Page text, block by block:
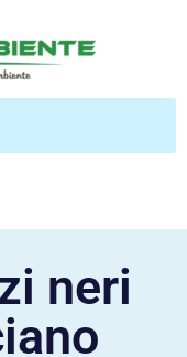
neri